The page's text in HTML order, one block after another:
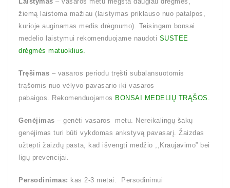
žiemą laistoma mažiau (laistymas priklauso nuo patalpos,
kurioje auginamas medis drėgnumo). Teisingam bonsai
medelio laistymui rekomenduojame naudoti SUSTEE
drėgmės matuoklius.
Tręšimas – vasaros periodu tręšti subalansuotomis
trąšomis nuo vėlyvo pavasario iki vasaros
pabaigos. Rekomenduojamos BONSAI MEDELIŲ TRĄŠOS.
Genėjimas – genėti vasaros metu. Nereikalingų šakų
genėjimas turi būti vykdomas ankstyvą pavasarį. Žaizdas
užtepti žaizdų pasta, kad išvengti medžio ,,Kraujavimo” bei
ligų prevencijai.
Persodinimas: kas 2-3 metai. Persodinimui